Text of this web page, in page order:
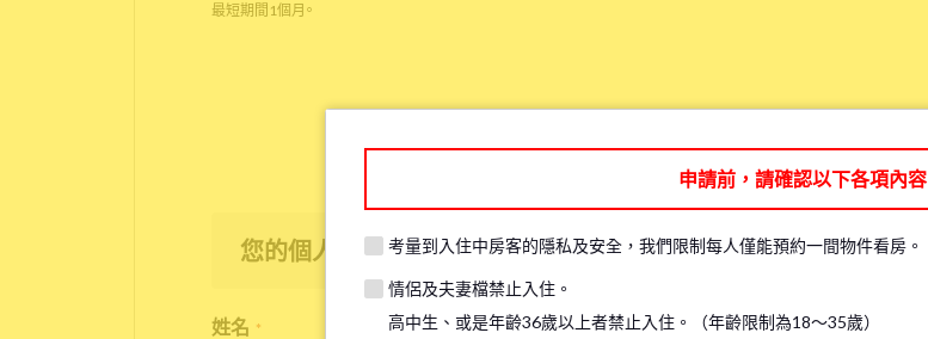
最短期間1個月。
您的個人資訊
姓名 *
申請前，請確認以下各項內容
考量到入住中房客的隱私及安全，我們限制每人僅能預約一間物件看房。
情侶及夫妻檔禁止入住。
高中生、或是年齡36歲以上者禁止入住。（年齡限制為18～35歲）